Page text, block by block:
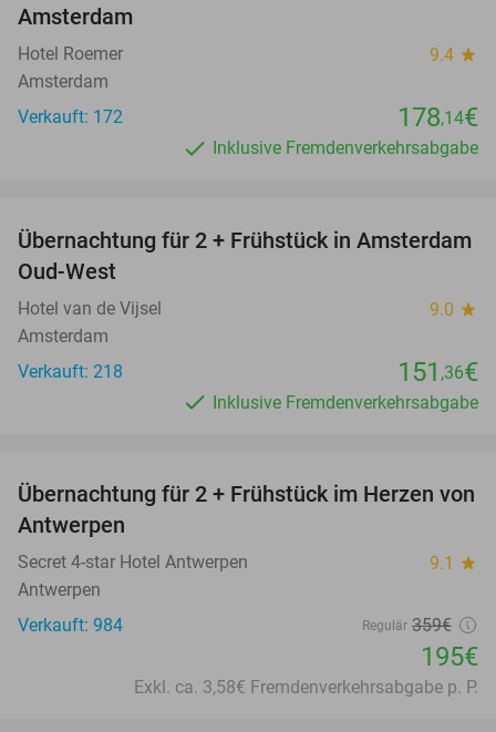
Amsterdam
Hotel Roemer 9.4 star
Amsterdam
Verkauft: 172
178,14€
Inklusive Fremdenverkehrsabgabe
Übernachtung für 2 + Frühstück in Amsterdam
Oud-West
Hotel van de Vijsel 9.0 star
Amsterdam
Verkauft: 218
151 ,36€
Inklusive Fremdenverkehrsabgabe
46%
Übernachtung für 2 + Frühstück im Herzen von
Antwerpen
Secret 4-star Hotel Antwerpen 9.1 star
Antwerpen
Verkauft: 984
Regulär 359€
195€
Exkl. ca. 3,58€ Fremdenverkehrsabgabe p. P.